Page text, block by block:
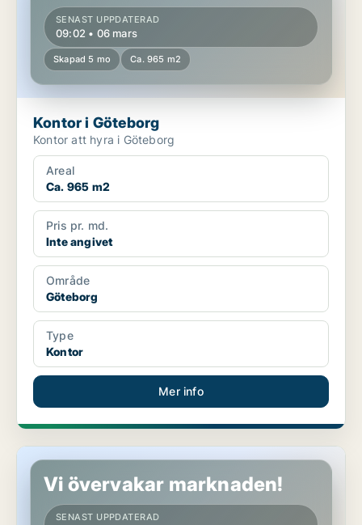
SENAST UPPDATERAD
09:02 • 06 mars
Skapad 5 mo Ca. 965 m2
Kontor i Göteborg
Kontor att hyra i Göteborg
Areal
Ca. 965 m2
Pris pr. md.
Inte angivet
Område
Göteborg
Type
Kontor
Mer info
Kontor i Stockholms län
Vi övervakar marknaden!
SENAST UPPDATERAD